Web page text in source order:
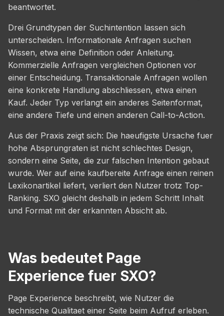
beantwortet.
Drei Grundtypen der Suchintention lassen sich
unterscheiden. Informationale Anfragen suchen
Wissen, etwa eine Definition oder Anleitung.
Kommerzielle Anfragen vergleichen Optionen vor
einer Entscheidung. Transaktionale Anfragen wollen
eine konkrete Handlung abschliessen, etwa einen
Kauf. Jeder Typ verlangt ein anderes Seitenformat,
eine andere Tiefe und einen anderen Call-to-Action.
Aus der Praxis zeigt sich: Die haeufigste Ursache fuer
hohe Absprungraten ist nicht schlechtes Design,
sondern eine Seite, die zur falschen Intention gebaut
wurde. Wer auf eine kaufbereite Anfrage einen reinen
Lexikonartikel liefert, verliert den Nutzer trotz Top-
Ranking. SXO gleicht deshalb in jedem Schritt Inhalt
und Format mit der erkannten Absicht ab.
Was bedeutet Page
Experience fuer SXO?
Page Experience beschreibt, wie Nutzer die
technische Qualitaet einer Seite beim Aufruf erleben.